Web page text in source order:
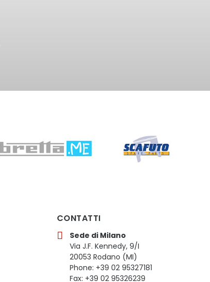
CONTATTI
Sede di Milano
Via J.F. Kennedy, 9/I
20053 Rodano (MI)
Phone: +39 02 95327181
Fax: +39 02 95326239